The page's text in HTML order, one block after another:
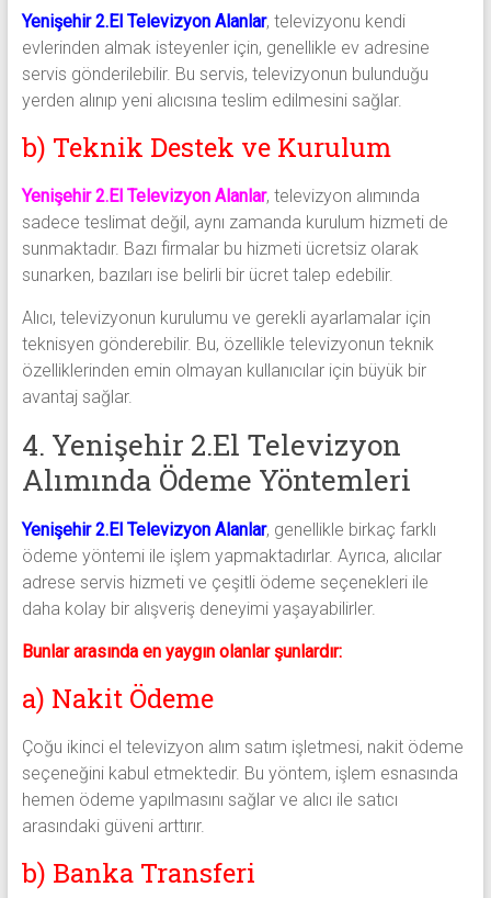
Yenişehir 2.El Televizyon Alanlar, televizyonu kendi
evlerinden almak isteyenler için, genellikle ev adresine
servis gönderilebilir. Bu servis, televizyonun bulunduğu
yerden alınıp yeni alıcısına teslim edilmesini sağlar.
b) Teknik Destek ve Kurulum
Yenişehir 2.El Televizyon Alanlar, televizyon alımında
sadece teslimat değil, aynı zamanda kurulum hizmeti de
sunmaktadır. Bazı firmalar bu hizmeti ücretsiz olarak
sunarken, bazıları ise belirli bir ücret talep edebilir.
Alıcı, televizyonun kurulumu ve gerekli ayarlamalar için
teknisyen gönderebilir. Bu, özellikle televizyonun teknik
özelliklerinden emin olmayan kullanıcılar için büyük bir
avantaj sağlar.
4. Yenişehir 2.El Televizyon
Alımında Ödeme Yöntemleri
Yenişehir 2.El Televizyon Alanlar, genellikle birkaç farklı
ödeme yöntemi ile işlem yapmaktadırlar. Ayrıca, alıcılar
adrese servis hizmeti ve çeşitli ödeme seçenekleri ile
daha kolay bir alışveriş deneyimi yaşayabilirler.
Bunlar arasında en yaygın olanlar şunlardır:
a) Nakit Ödeme
Çoğu ikinci el televizyon alım satım işletmesi, nakit ödeme
seçeneğini kabul etmektedir. Bu yöntem, işlem esnasında
hemen ödeme yapılmasını sağlar ve alıcı ile satıcı
arasındaki güveni arttırır.
b) Banka Transferi